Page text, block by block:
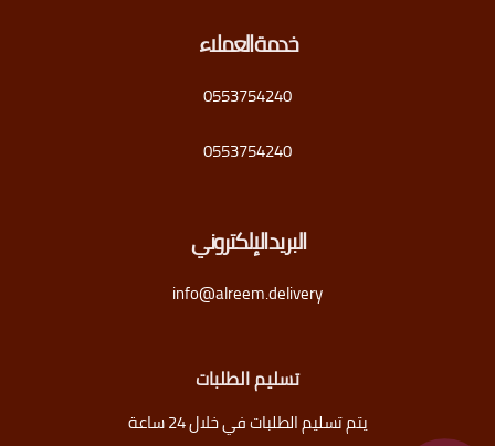
خدمة العملاء
0553754240
0553754240
البريد الإلكتروني
info@alreem.delivery
تسليم الطلبات
يتم تسليم الطلبات في خلال 24 ساعة